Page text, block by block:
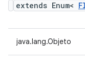
extends Enum<
java.lang.Objeto